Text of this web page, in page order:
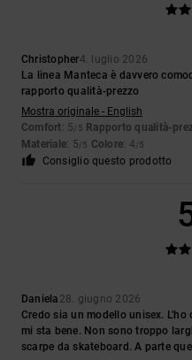
Christopher4. luglio 2026
La linea Manteca è davvero
rapporto qualità-prezzo
Mostra originale - English
Comfort: 5/5 Rapporto qualità-
Materiale: 5/5 Colore: 4/5
Consiglio questo prodotto
Daniela 28. giugno 2026
Credo sia un modello unisex.
mi sta bene. Non sono troppo
scarpe da skateboard. A parte